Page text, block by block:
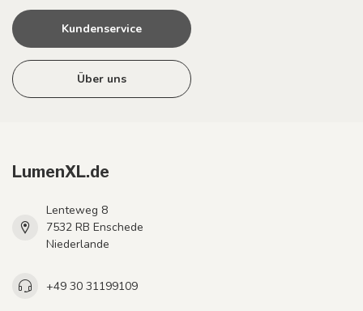
Kundenservice
Über uns
LumenXL.de
Lenteweg 8
7532 RB Enschede
Niederlande
+49 30 31199109